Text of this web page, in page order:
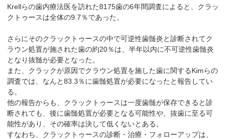
Krellらの歯内療法医を訪れた8175歯の6年間調査によると、クラッ
クトゥースは全体の9.7％であった。
さらにそのクラックトゥースの中で可逆性歯髄炎と診断されてク
ラウン処置が施された歯の約20％は、半年以内に不可逆性歯髄炎
となり抜髄が必要となった。
また、クラックが原因でクラウン処置を施した歯に関するKimらの
調査では、なんと83.3％に歯髄処置が必要になったと報告してい
る。
他の報告からも、クラックトゥースは一度歯髄が保存できると診
断されても、後に歯髄処置が必要となる可能性や、抜歯に至る可
能性があり、その確率は決して低くないとある。
すなわち、クラックトゥースの診断・治療・フォローアップは、